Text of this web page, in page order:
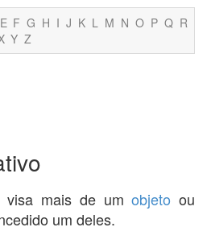
E F G H I J K L M N O P Q R
Y Z
visa mais de umobjeto ou
um deles.